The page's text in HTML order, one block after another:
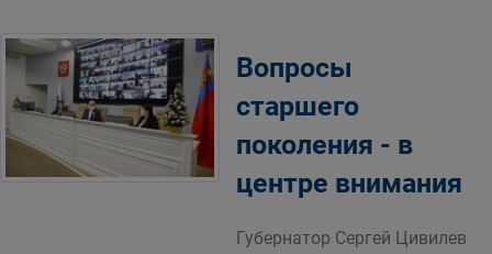
Вопросы
старшего
поколения - в
центре внимания
Губернатор Сергей Цивилев